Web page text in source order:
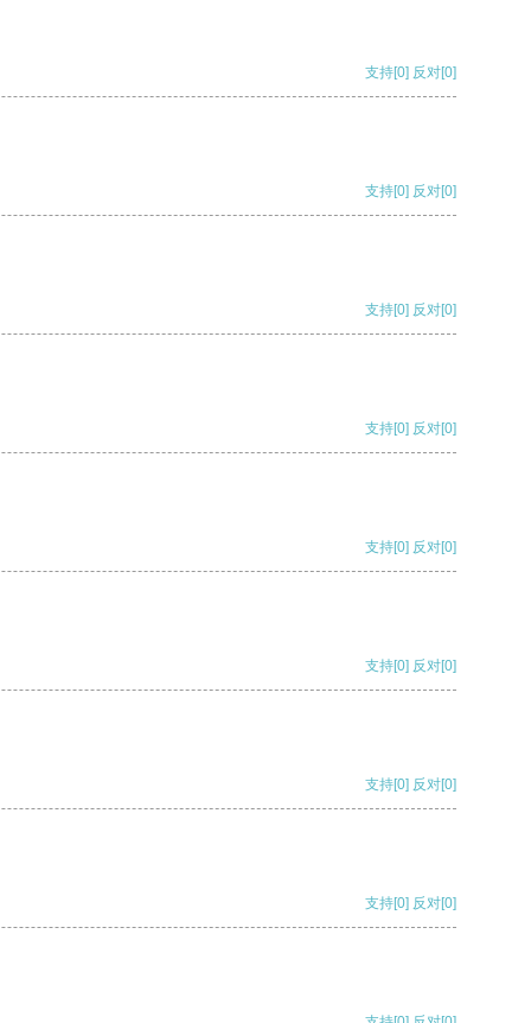
支持[0] 反对[0]
支持[0] 反对[0]
支持[0] 反对[0]
支持[0] 反对[0]
支持[0] 反对[0]
支持[0] 反对[0]
支持[0] 反对[0]
支持[0] 反对[0]